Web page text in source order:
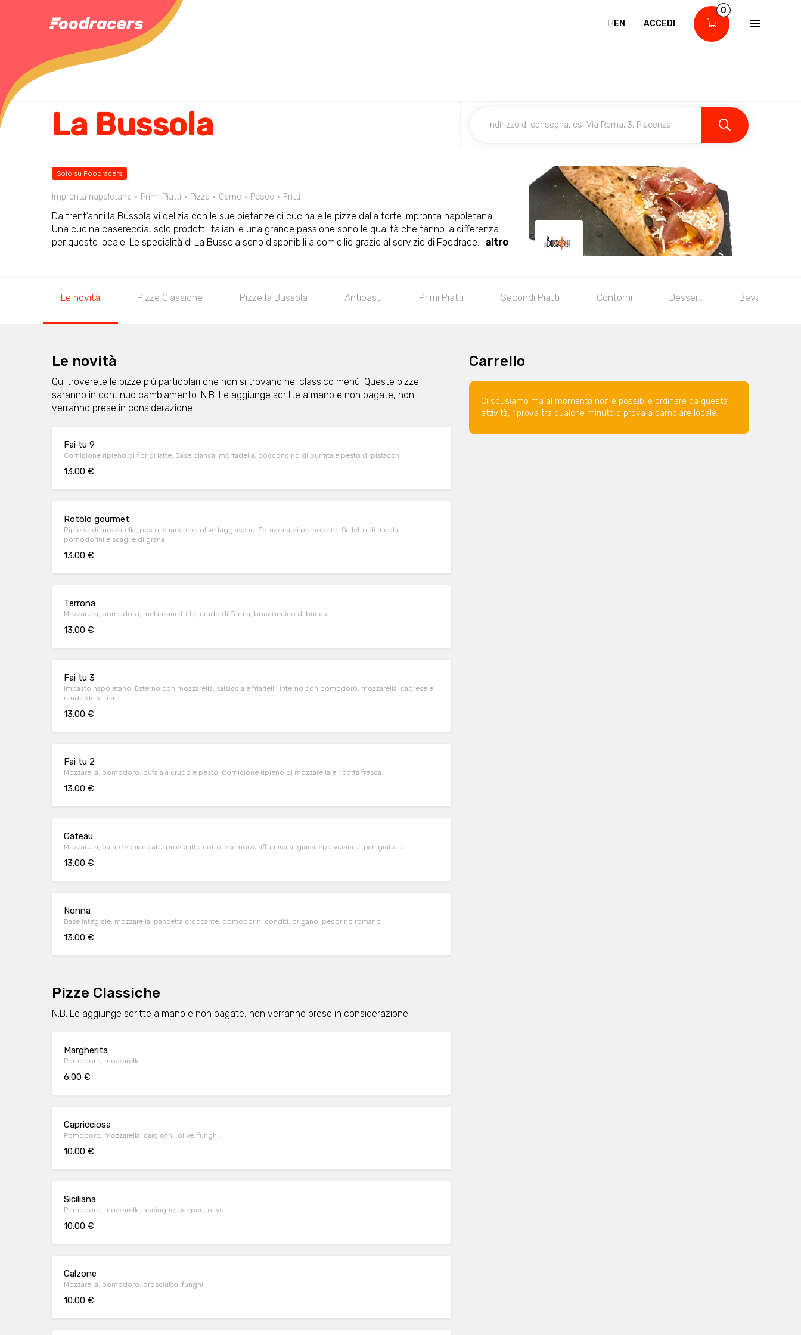
IT/EN ACCEDI
0
La Bussola
Solo su Foodracers
Impronta napoletana Primi Piatti Pizza Carne Pesce Fritti
Da trent’anni la Bussola vi delizia con le sue pietanze di cucina e le pizze dalla forte impronta napoletana.
Una cucina casereccia, solo prodotti italiani e una grande passione sono le qualità che fanno la differenza
per questo locale. Le specialità di La Bussola sono disponibili a domicilio grazie al servizio di Foodrace... altro
Le novità Pizze Classiche Pizze la Bussola Antipasti Primi Piatti Secondi Piatti Contorni Dessert Bevande
Le novità
Qui troverete le pizze più particolari che non si trovano nel classico menù. Queste pizze
saranno in continuo cambiamento. N.B. Le aggiunge scritte a mano e non pagate, non
verranno prese in considerazione
Fai tu 9
Cornicione ripieno di fior di latte. Base bianca, mortadella, bocconcino di burrata e pesto di pistacchi
13.00 €
Rotolo gourmet
Ripieno di mozzarella, pesto, stracchino olive taggiasche. Spruzzata di pomodoro. Su letto di rucola,
pomodorini e scaglie di grana
13.00 €
Terrona
Mozzarella, pomodoro, melanzane fritte, crudo di Parma, bocconcino di burrata
13.00 €
Fai tu 3
Impasto napoletano. Esterno con mozzarella, salsiccia e friarielli. Interno con pomodoro, mozzarella, caprese e
crudo di Parma
13.00 €
Fai tu 2
Mozzarella, pomodoro, bufala a crudo e pesto. Cornicione ripieno di mozzarella e ricotta fresca
13.00 €
Gateau
Mozzarella, patate schiacciate, prosciutto cotto, scamorza affumicata, grana, spolverata di pan grattato
13.00 €
Nonna
Base integrale, mozzarella, pancetta croccante, pomodorini conditi, origano, pecorino romano
13.00 €
Pizze Classiche
N.B. Le aggiunge scritte a mano e non pagate, non verranno prese in considerazione
Margherita
Pomodoro, mozzarella
6.00 €
Capricciosa
Pomodoro, mozzarella, carciofini, olive, funghi.
10.00 €
Siciliana
Pomodoro, mozzarella, acciughe, capperi, olive.
10.00 €
Calzone
Mozzarella, pomodoro, prosciutto, funghi.
10.00 €
Carrello
Ci scusiamo ma al momento non è possibile ordinare da questa
attività, riprova tra qualche minuto o prova a cambiare locale.